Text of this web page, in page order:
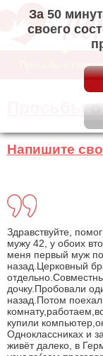
За 50
своего
Просьбы о
Просьбы
Напишите
Здравствуйте,
мужу 42, у обоих
меня первый муж
назад.Церковный
дочку.Пробовали
назад.Потом
купили
Одноклассниках и
живёт далеко, в